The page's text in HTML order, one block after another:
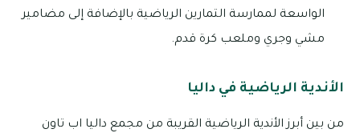
الواسعة لممارسة التمارين الرياضية بالإضافة إلى مضامير
مشي وجري وملعب كرة قدم.
الأندية الرياضية في داليا
من بين أبرز الأندية الرياضية القريبة من مجمع داليا اب تاون